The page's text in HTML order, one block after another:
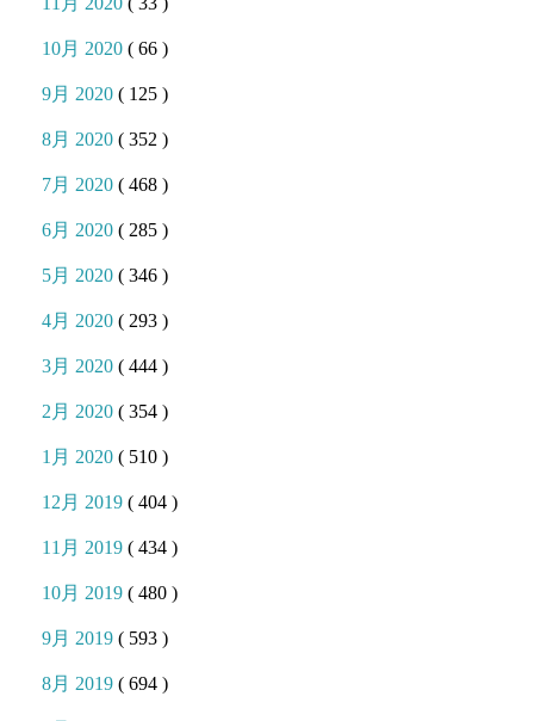
10月 2020( 66 )
9月 2020( 125 )
8月 2020( 352 )
7月 2020( 468 )
6月 2020( 285 )
5月 2020( 346 )
4月 2020( 293 )
3月 2020( 444 )
2月 2020( 354 )
1月 2020( 510 )
12月 2019( 404 )
11月 2019( 434 )
10月 2019( 480 )
9月 2019( 593 )
8月 2019( 694 )